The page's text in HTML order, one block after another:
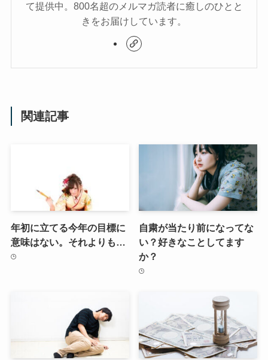
て提供中。800名超のメルマガ読者に癒しのひとと
きをお届けしています。
関連記事
年初に立てる今年の目標に
意味はない。それよりも…
自粛が当たり前になってな
い？好きなことしてます
か？